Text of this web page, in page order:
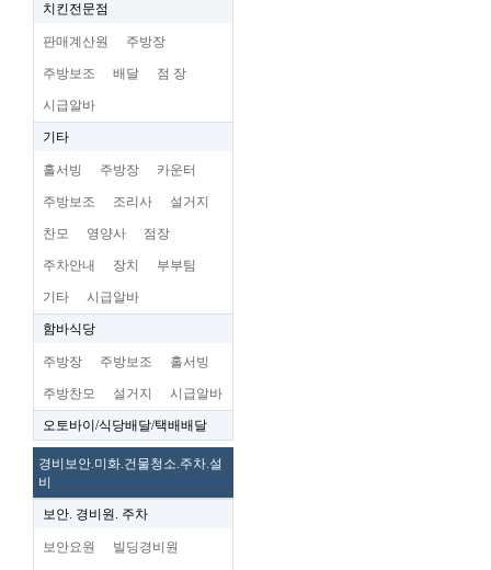
치킨전문점
판매계산원 주방장
주방보조 배달 점 장
시급알바
기타
홀서빙 주방장 카운터
주방보조 조리사 설거지
찬모 영양사 점장
주차안내 장치 부부팀
기타 시급알바
함바식당
주방장 주방보조 홀서빙
주방찬모 설거지 시급알바
오토바이/식당배달/택배배달
경비보안.미화.건물청소.주차.설
비
보안. 경비원. 주차
보안요원 빌딩경비원